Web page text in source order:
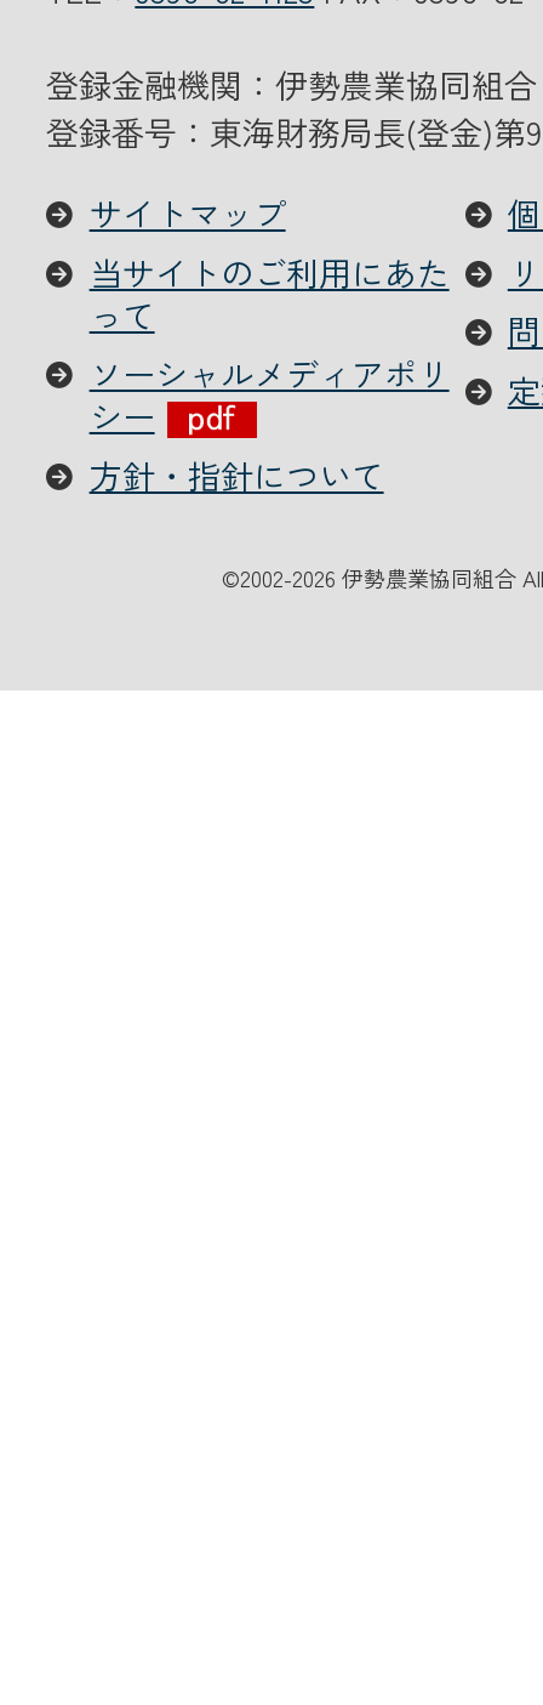
登録金融機関：伊勢農業協同組合
登録番号：東海財務局長(登金)第
サイトマップ
当サイトのご利用にあた
って
ソーシャルメディアポリ
シー
方針・指針について
©2002-2026 伊勢農業協同組合